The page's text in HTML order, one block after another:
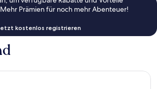
Prämien für noch mehr Abenteuer!
kostenlos registrieren